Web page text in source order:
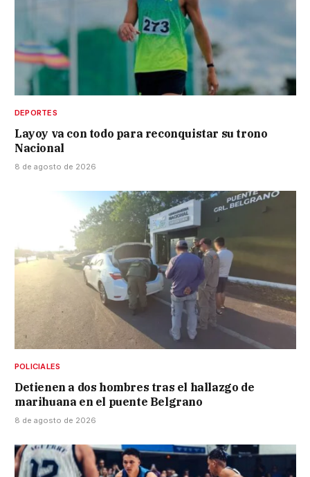
DEPORTES
Layoy va con todo para reconquistar su trono
Nacional
8 de agosto de 2026
POLICIALES
Detienen a dos hombres tras el hallazgo de
marihuana en el puente Belgrano
8 de agosto de 2026